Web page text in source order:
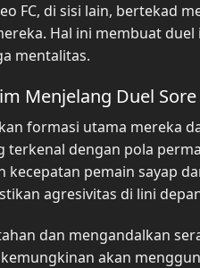
FC, di sisi lain, bertekad
Hal ini membuat
mentalitas.
Menjelang Duel
formasi utama mereka
terkenal dengan pola
pemain sayap
agresivitas di lini
dan mengandalkan
akan